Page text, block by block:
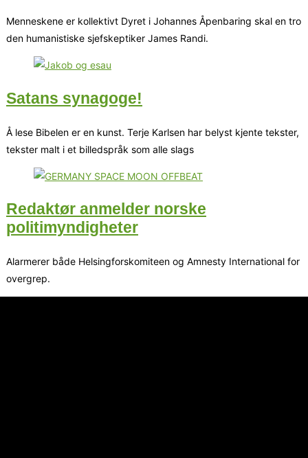
Menneskene er kollektivt Dyret i Johannes Åpenbaring skal en tro
den humanistiske sjefskeptiker James Randi.
Satans synagoge!
Å lese Bibelen er en kunst. Terje Karlsen har belyst kjente tekster,
tekster malt i et billedspråk som alle slags
Redaktør anmelder norske
politimyndigheter
Alarmerer både Helsingforskomiteen og Amnesty International for
overgrep.